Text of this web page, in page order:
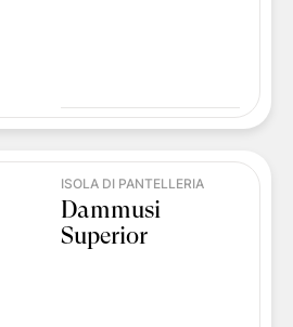
ISOLA DI PANTELLERIA
Dammusi
Superior